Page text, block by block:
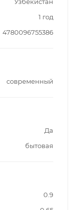
1 год
4780096755386
современный
Да
бытовая
0.9